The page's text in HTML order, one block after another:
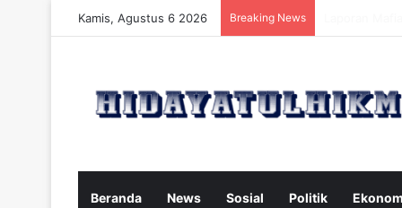
Kamis, Agustus 6 2026 Breaking News
Beranda News Sosial Politik